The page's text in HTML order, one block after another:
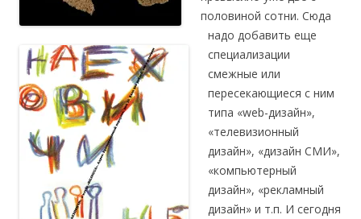
половиной сотни. Сюда
надо добавить еще
специализации
смежные или
пересекающиеся с ним
типа «web-дизайн»,
«телевизионный
дизайн», «дизайн СМИ»,
«компьютерный
дизайн», «рекламный
дизайн» и т.п. И сегодня